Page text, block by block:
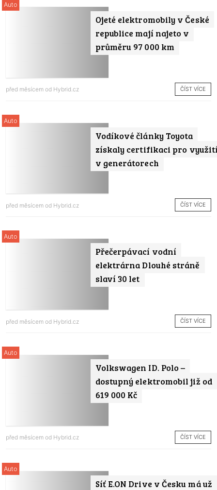
Ojeté elektromobily v České
republice mají najeto v
průměru 97 000 km
Auto
před měsícem od Hybrid.cz ČÍST VÍCE
Vodíkové články Toyota
získaly certifikaci pro
v generátorech
Auto
před měsícem od Hybrid.cz ČÍST VÍCE
Přečerpávací vodní
elektrárna Dlouhé stráně
slaví 30 let
Auto
před měsícem od Hybrid.cz ČÍST VÍCE
Volkswagen ID. Polo –
dostupný elektromobil již od
619 000 Kč
Auto
před měsícem od Hybrid.cz ČÍST VÍCE
Síť E.ON Drive v Česku má už
Auto